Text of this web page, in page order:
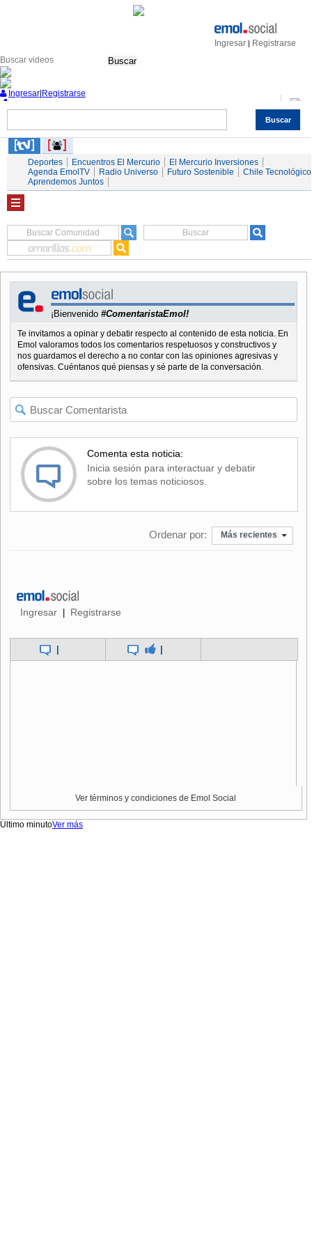
Ingresar | Registrarse
Buscar
Buscar
Ingresar Registrarse
Servicios
Deportes Encuentros El Mercurio
El Mercurio Inversiones
Agenda EmolTV
Radio Universo Futuro Sostenible
Chile Tecnológico
Aprendemos Juntos
¡Bienvenido #ComentaristaEmol!
Te invitamos a opinar y debatir respecto al contenido de esta noticia. En
Emol valoramos todos los comentarios respetuosos y constructivos y
nos guardamos el derecho a no contar con las opiniones agresivas y
ofensivas. Cuéntanos qué piensas y sé parte de la conversación.
Comenta esta noticia:
Inicia sesión para interactuar y debatir
sobre los temas noticiosos.
Ordenar por: Más recientes
Ingresar | Registrarse
| |
Ver términos y condiciones de Emol Social
Último minutoVer más